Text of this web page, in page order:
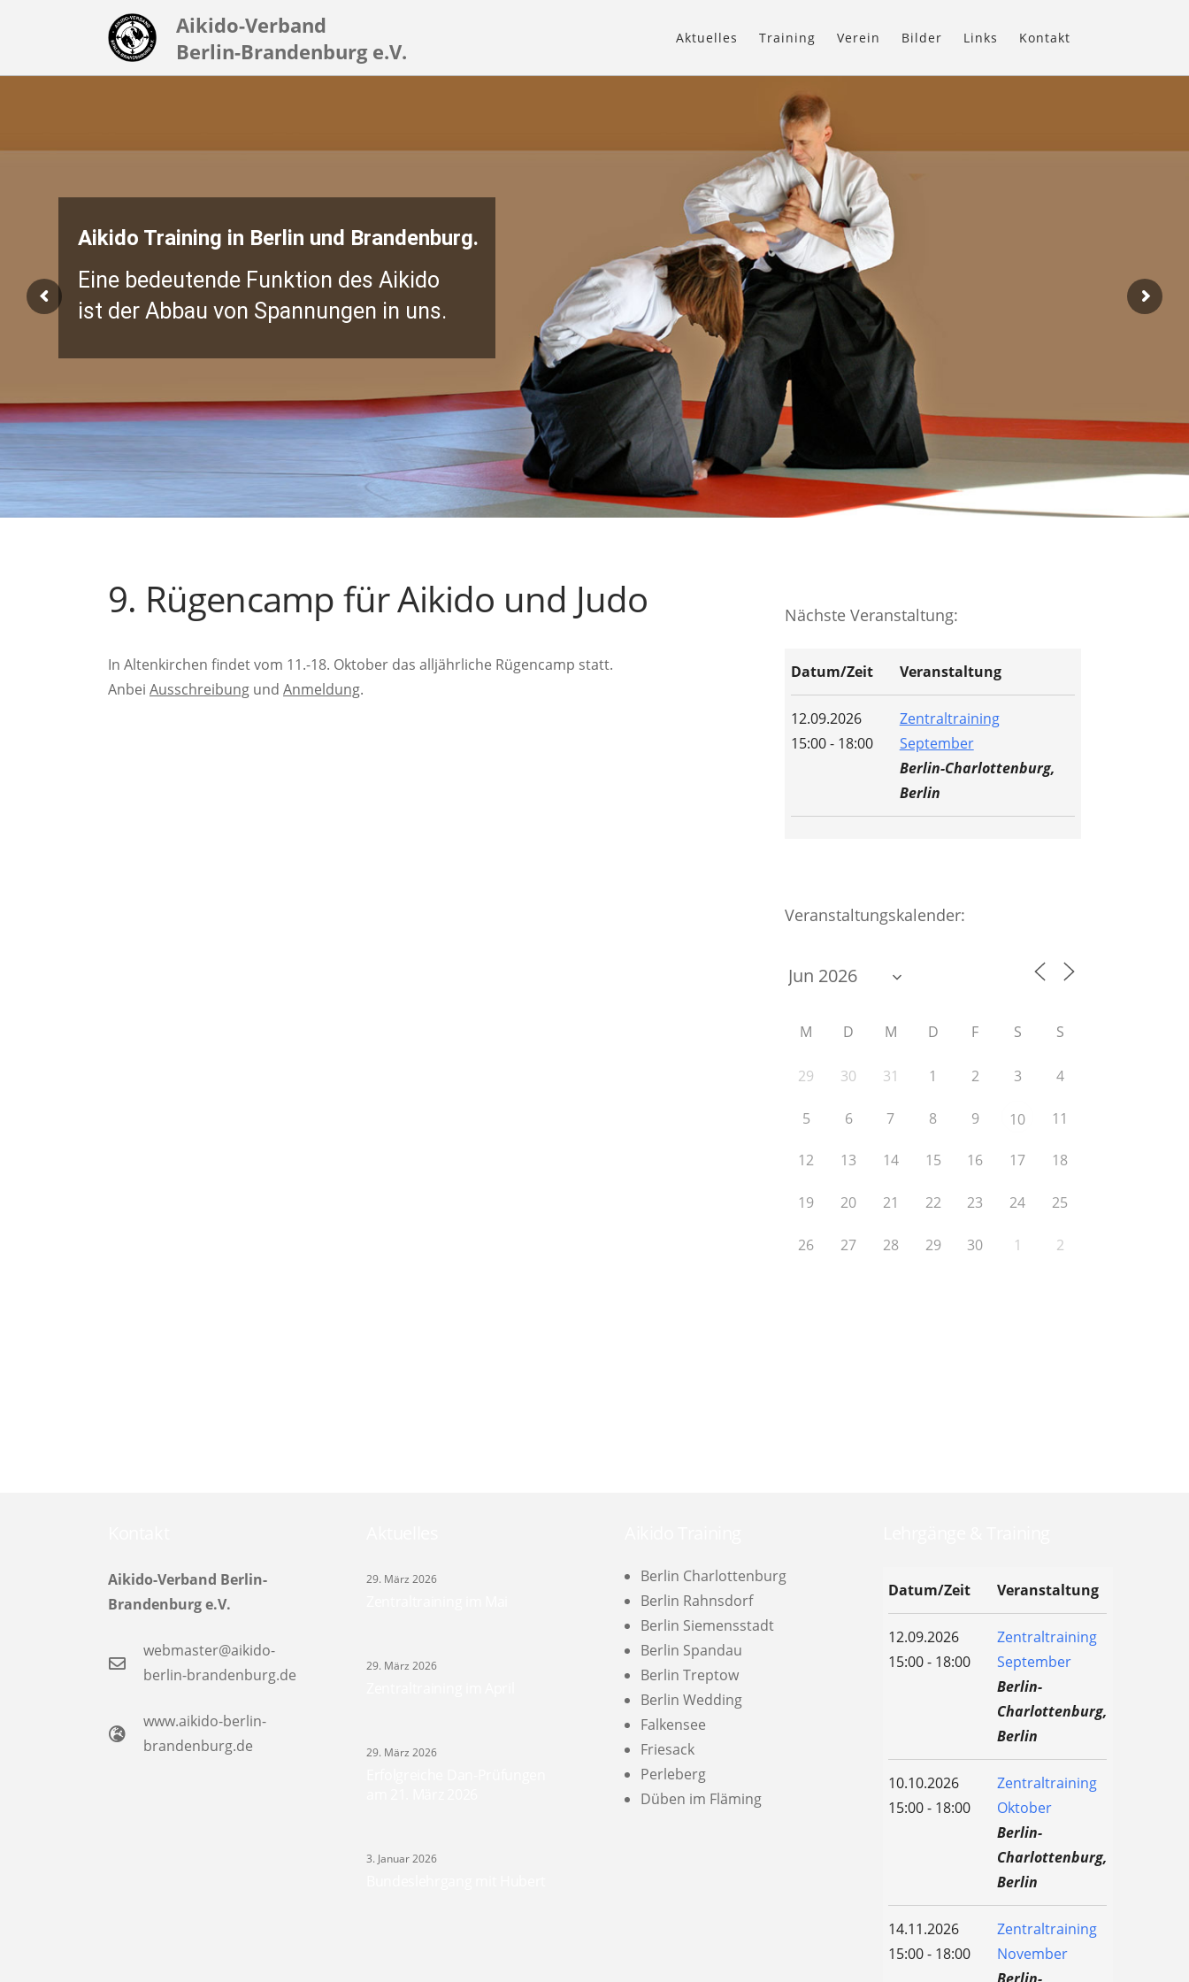
Aikido-Verband
Berlin-Brandenburg e.V.
Aktuelles Training Verein Bilder Links Kontakt
Aikido Training in Berlin und Brandenburg.
Eine bedeutende Funktion des Aikido
ist der Abbau von Spannungen in uns.
9. Rügencamp für Aikido und Judo
In Altenkirchen findet vom 11.-18. Oktober das alljährliche Rügencamp statt.
Anbei Ausschreibung und Anmeldung.
Nächste Veranstaltung:
Datum/Zeit Veranstaltung
12.09.2026
15:00 - 18:00
Zentraltraining
September
Berlin-Charlottenburg,
Berlin
Veranstaltungskalender:
M D M D F S S
29 30 31 1 2 3 4
5 6 7 8 9 10 11
12 13 14 15 16 17 18
19 20 21 22 23 24 25
26 27 28 29 30 1 2
Aikido-Verband Berlin-
Brandenburg e.V.
webmaster@aikido-
berlin-brandenburg.de
www.aikido-berlin-
brandenburg.de
29. März 2026
29. März 2026
29. März 2026
3. Januar 2026
Berlin Charlottenburg
Berlin Rahnsdorf
Berlin Siemensstadt
Berlin Spandau
Berlin Treptow
Berlin Wedding
Falkensee
Friesack
Perleberg
Düben im Fläming
Datum/Zeit Veranstaltung
12.09.2026
15:00 - 18:00
Zentraltraining
September
Berlin-
Charlottenburg,
Berlin
10.10.2026
15:00 - 18:00
Zentraltraining
Oktober
Berlin-
Charlottenburg,
Berlin
14.11.2026
15:00 - 18:00
Zentraltraining
November